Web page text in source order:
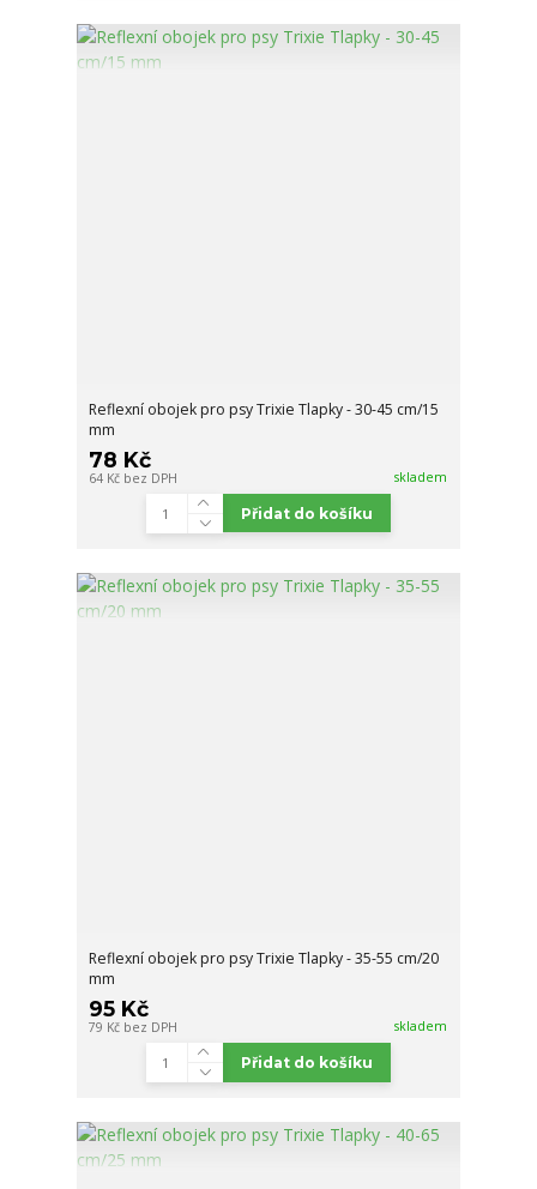
Reflexní obojek pro psy Trixie Tlapky - 30-45 cm/15
mm
78 Kč
64 Kč bez DPH skladem
Přidat do košíku
Reflexní obojek pro psy Trixie Tlapky - 35-55 cm/20
mm
95 Kč
79 Kč bez DPH skladem
Přidat do košíku